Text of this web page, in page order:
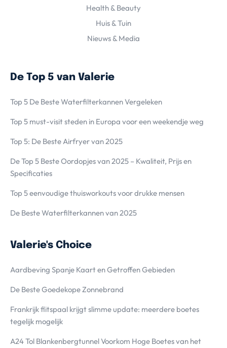
Health & Beauty
Huis & Tuin
Nieuws & Media
De Top 5 van Valerie
Top 5 De Beste Waterfilterkannen Vergeleken
Top 5 must-visit steden in Europa voor een weekendje weg
Top 5: De Beste Airfryer van 2025
De Top 5 Beste Oordopjes van 2025 – Kwaliteit, Prijs en
Specificaties
Top 5 eenvoudige thuisworkouts voor drukke mensen
De Beste Waterfilterkannen van 2025
Valerie's Choice
Aardbeving Spanje Kaart en Getroffen Gebieden
De Beste Goedekope Zonnebrand
Frankrijk flitspaal krijgt slimme update: meerdere boetes
tegelijk mogelijk
A24 Tol Blankenbergtunnel Voorkom Hoge Boetes van het